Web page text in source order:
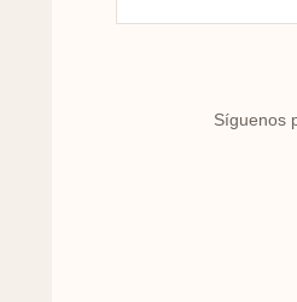
Síguenos